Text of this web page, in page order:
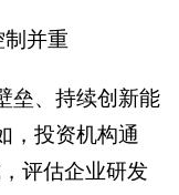
并重
垒、持续创新能
，投资机构通
评估企业研发